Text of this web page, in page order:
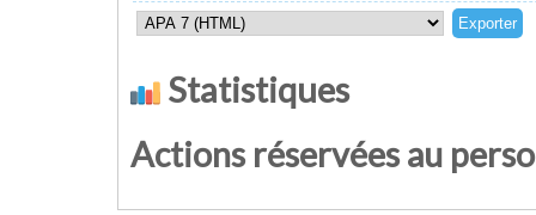
Statistiques
Actions réservées au